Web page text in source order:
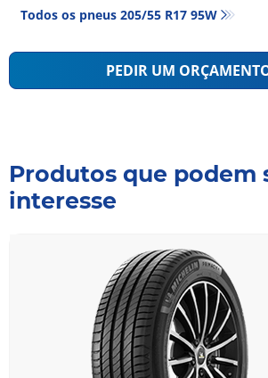
Todos os pneus‎ 205/55 R17 95W
PEDIR UM
Produtos que podem
interesse